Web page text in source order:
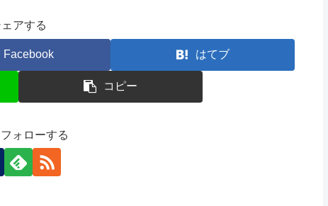
ェアする
Facebook はてブ
コピー
ォローする